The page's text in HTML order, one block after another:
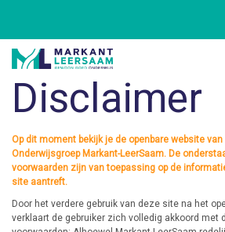
Disclaimer
Op dit moment bekijk je de openbare website
Onderwijsgroep Markant-LeerSaam. De
voorwaarden zijn van toepassing op de
site aantreft.
Door het verdere gebruik van deze site na het
verklaart de gebruiker zich volledig akkoord met